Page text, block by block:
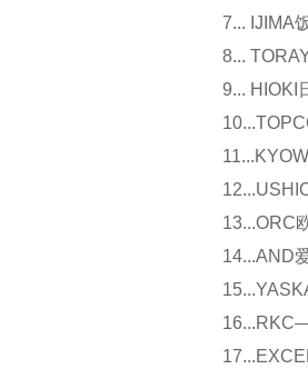
7... IJIMA
8...
9... HIOKI
13...ORC
14...AND